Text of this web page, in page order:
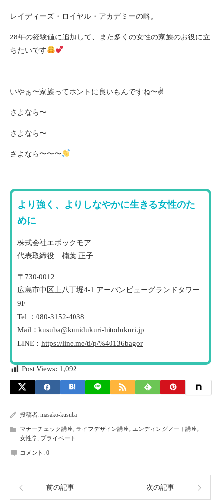
レイディーズ・ロイヤル・アカデミーの略。
28年の経験値に追加して、また多くの女性の家族のお役に立
ちたいです
いやぁ〜家族ってホントに良いもんですね〜✌️
さよなら〜
さよなら〜
さよなら〜〜〜
より強く、よりしなやかに生きる女性のた
めに
株式会社エポックモア
代表取締役 楠葉 正子
〒730-0012
広島市中区上八丁堀4-1 アーバンビューグランドタワー
9F
Tel ： 080-3152-4038
Mail： kusuba@kunidukuri-hitodukuri.jp
LINE： https://line.me/ti/p/%40136bagor
Post Views: 1,092
投稿者: masako-kusuba
マナーチェック講座 ライフデザイン講座 エンディングノート講座
女性学 プライベート
コメント: 0
前の記事 次の記事